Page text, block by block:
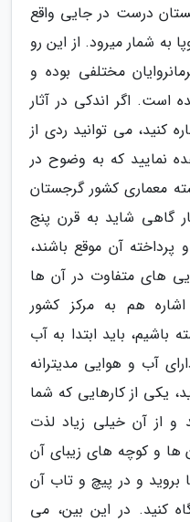
درست در جایی واقع
به شمار میرود. از این رو
مختلفی بوده و
است. اگر اندکی در آثار
کنید، می توانید ردی از
نمایید که به وضوح در
معماری کشور گرجستان
گاهی شاید به قرن پنج
آن موقع باشند،
های متفاوت در آن ها
هم به مرکز کشور
باید ابتدا به آب
آب و هوایی مدیترانه
یکی از کارهایی که شما
و از آن خیلی زیاد لذت
ها و کوچه های زیبای آن
و در پیچ و تاب آن
کنید. در این بین، می